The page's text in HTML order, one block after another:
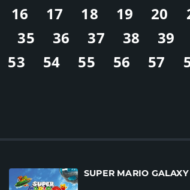
16 17 18 19 20
35 36 37 38
39
53 54 55 56 57
SUPER MARIO